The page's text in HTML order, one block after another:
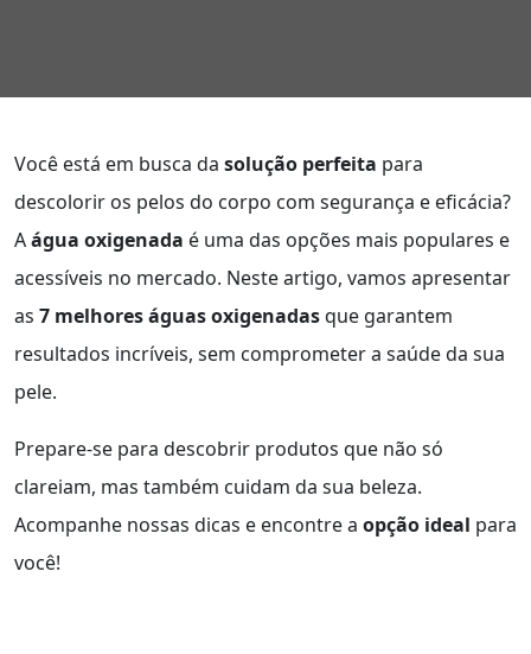
Você está em busca da solução perfeita para
descolorir os pelos do corpo com segurança e eficácia?
Aágua oxigenada é uma das opções mais populares e
acessíveis no mercado. Neste artigo, vamos apresentar
as 7 melhores águas oxigenadasque garantem
resultados incríveis, sem comprometer a saúde da sua
pele.
Prepare-se para descobrir produtos que não só
clareiam, mas também cuidam da sua beleza.
Acompanhe nossas dicas e encontre a opção ideal para
você!